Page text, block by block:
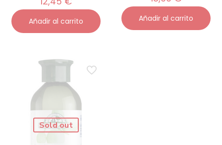
Añadir al carrito Añadir al carrito
Sold out